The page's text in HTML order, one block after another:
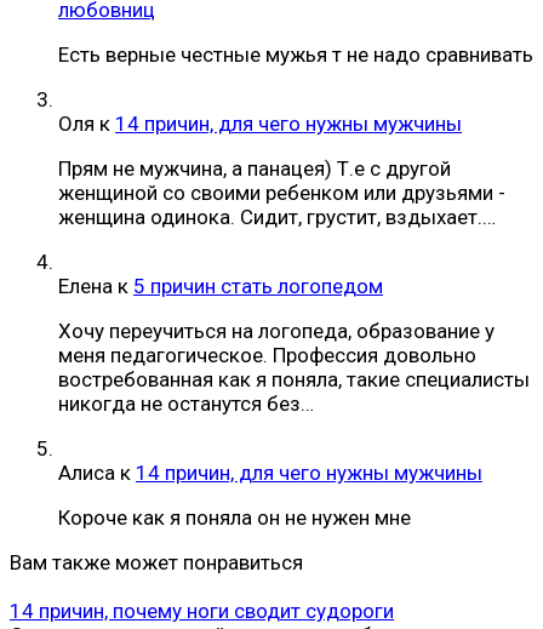
любовниц
Есть верные честные мужья т не надо сравнивать
Оля к 14 причин, для чего нужны мужчины
Прям не мужчина, а панацея) Т.е с другой
женщиной со своими ребенком или друзьями -
женщина одинока. Сидит, грустит, вздыхает.…
Елена к 5 причин стать логопедом
Хочу переучиться на логопеда, образование у
меня педагогическое. Профессия довольно
востребованная как я поняла, такие специалисты
никогда не останутся без…
Алиса к 14 причин, для чего нужны мужчины
Короче как я поняла он не нужен мне
Вам также может понравиться
14 причин, почему ноги сводит судороги